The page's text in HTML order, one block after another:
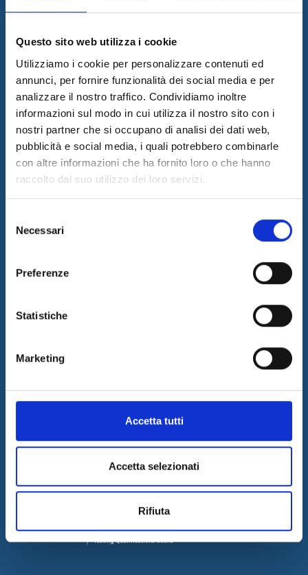
Questo sito web utilizza i cookie
Utilizziamo i cookie per personalizzare contenuti ed
annunci, per fornire funzionalità dei social media e per
analizzare il nostro traffico. Condividiamo inoltre
informazioni sul modo in cui utilizza il nostro sito con i
nostri partner che si occupano di analisi dei dati web,
pubblicità e social media, i quali potrebbero combinarle
con altre informazioni che ha fornito loro o che hanno
raccolto dal suo utilizzo dei loro servizi.
delNecessari
Preferenze
Statistiche
Marketing
Accetta tutti
Accetta selezionati
Rifiuta
Ultime News
05/08/2026
Internet & Idee è Main Sponsor di ECML PKDD 2026
04/08/2026
I&I consolida la sua leadership nel QA & Testing
17/03/2026
Internet & Idee tra le "Aziende Stelle del Sud 2026" di Il Sole 24
Ore
Informazioni
DELIBERA AGCOM